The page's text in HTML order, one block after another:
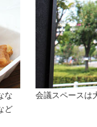
最大5名様程の